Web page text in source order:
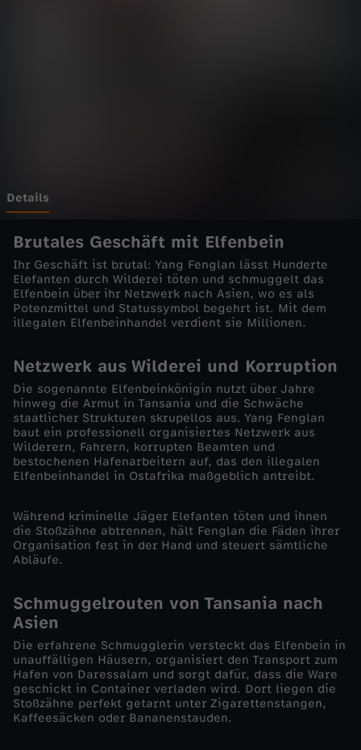
D
i
e
E
l
f
e
n
b
e
n
k
ö
Details
Brutales Geschäft mit Elfenbein
Ihr Geschäft ist brutal: Yang Fenglan lässt Hunderte
Elefanten durch Wilderei töten und schmuggelt das
Elfenbein über ihr Netzwerk nach Asien, wo es als
Potenzmittel und Statussymbol begehrt ist. Mit dem
illegalen Elfenbeinhandel verdient sie Millionen.
Netzwerk aus Wilderei und Korruption
Die sogenannte Elfenbeinkönigin nutzt über Jahre
hinweg die Armut in Tansania und die Schwäche
staatlicher Strukturen skrupellos aus. Yang Fenglan
baut ein professionell organisiertes Netzwerk aus
Wilderern, Fahrern, korrupten Beamten und
bestochenen Hafenarbeitern auf, das den illegalen
Elfenbeinhandel in Ostafrika maßgeblich antreibt.
Während kriminelle Jäger Elefanten töten und ihnen
die Stoßzähne abtrennen, hält Fenglan die Fäden ihrer
Organisation fest in der Hand und steuert sämtliche
Abläufe.
Schmuggelrouten von Tansania nach
Asien
Die erfahrene Schmugglerin versteckt das Elfenbein in
unauffälligen Häusern, organisiert den Transport zum
Hafen von Daressalam und sorgt dafür, dass die Ware
geschickt in Container verladen wird. Dort liegen die
Stoßzähne perfekt getarnt unter Zigarettenstangen,
Kaffeesäcken oder Bananenstauden.